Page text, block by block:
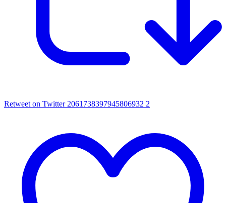
Retweet on Twitter 2061738397945806932 2